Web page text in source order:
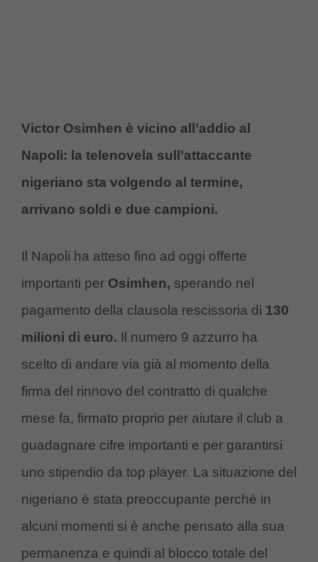
Victor Osimhen è vicino all’addio al
Napoli: la telenovela sull’attaccante
nigeriano sta volgendo al termine,
arrivano soldi e due campioni.
Il Napoli ha atteso fino ad oggi offerte
importanti per Osimhen, sperando nel
pagamento della clausola rescissoria di 130
milioni di euro. Il numero 9 azzurro ha
scelto di andare via già al momento della
firma del rinnovo del contratto di qualche
mese fa, firmato proprio per aiutare il club a
guadagnare cifre importanti e per garantirsi
uno stipendio da top player. La situazione del
nigeriano è stata preoccupante perché in
alcuni momenti si è anche pensato alla sua
permanenza e quindi al blocco totale del